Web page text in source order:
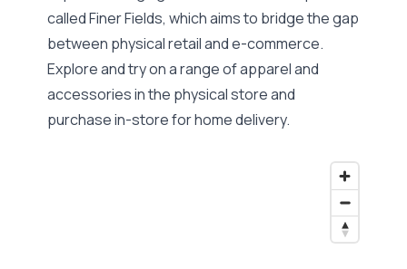
called Finer Fields, which aims to bridge the gap
between physical retail and e-commerce.
Explore and try on a range of apparel and
accessories in the physical store and
purchase in-store for home delivery.